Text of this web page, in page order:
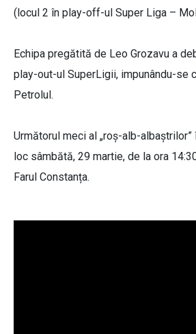
(locul 2 în play-off-ul Super Liga –
Echipa pregătită de Leo Grozavu a
play-out-ul SuperLigii, impunându-se
Petrolul.
Următorul meci al „roș-alb-
loc sâmbătă, 29 martie, de la ora
Farul Constanța.